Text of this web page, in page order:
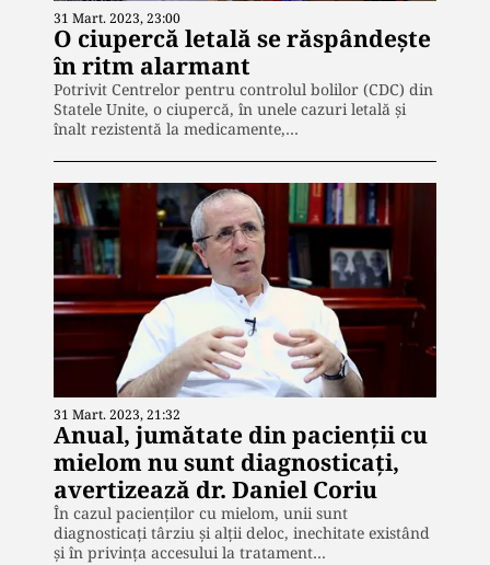
31 Mart. 2023, 23:00
O ciupercă letală se răspândește
în ritm alarmant
Potrivit Centrelor pentru controlul bolilor (CDC) din
Statele Unite, o ciupercă, în unele cazuri letală și
înalt rezistentă la medicamente,…
31 Mart. 2023, 21:32
Anual, jumătate din pacienții cu
mielom nu sunt diagnosticați,
avertizează dr. Daniel Coriu
În cazul pacienților cu mielom, unii sunt
diagnosticați târziu și alții deloc, inechitate existând
și în privința accesului la tratament…